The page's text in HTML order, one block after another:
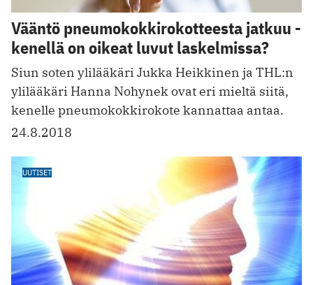
Vääntö pneumokokkirokotteesta jatkuu -
kenellä on oikeat luvut laskelmissa?
Siun soten ylilääkäri Jukka Heikkinen ja THL:n
ylilääkäri Hanna Nohynek ovat eri mieltä siitä,
kenelle pneumokokkirokote kannattaa antaa.
24.8.2018
UUTISET